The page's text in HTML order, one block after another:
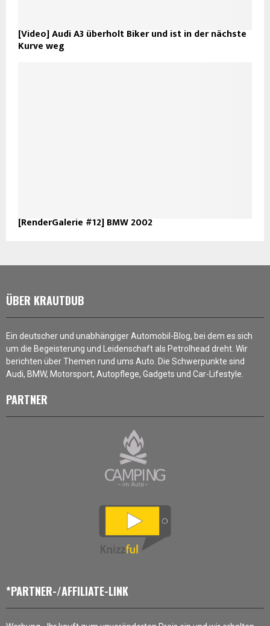
[Video] Audi A3 überholt Biker und ist in der nächste
Kurve weg
[RenderGalerie #12] BMW 2002
ÜBER KRAUTDUB
Ein deutscher und unabhängiger Automobil-Blog, bei dem es sich
um die Begeisterung und Leidenschaft als Petrolhead dreht. Wir
berichten über Themen rund ums Auto. Die Schwerpunkte sind
Audi, BMW, Motorsport, Autopflege, Gadgets und Car-Lifestyle.
PARTNER
*PARTNER-/AFFILIATE-LINK